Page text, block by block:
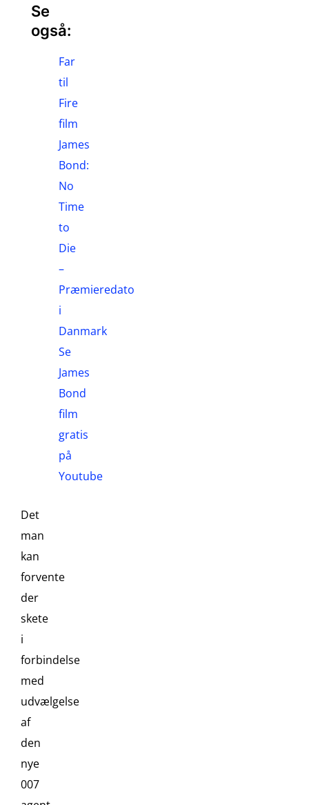
Se
også:
Far
til
Fire
film
James
Bond:
No
Time
to
Die
–
Præmieredato
i
Danmark
Se
James
Bond
film
gratis
på
Youtube
Det
man
kan
forvente
der
skete
i
forbindelse
med
udvælgelse
af
den
nye
007